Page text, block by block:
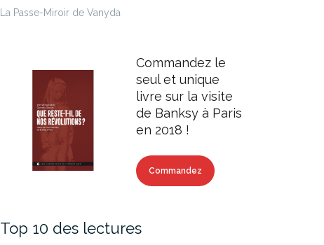
La Passe-Miroir de Vanyda
Commandez le
seul et unique
livre sur la visite
de Banksy à Paris
en 2018 !
Commandez
Top 10 des lectures